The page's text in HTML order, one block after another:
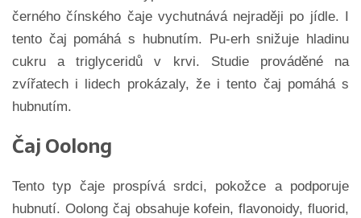
černého čínského čaje vychutnává nejraději po jídle. I
tento čaj pomáhá s hubnutím. Pu-erh snižuje hladinu
cukru a triglyceridů v krvi. Studie prováděné na
zvířatech i lidech prokázaly, že i tento čaj pomáhá s
hubnutím.
Čaj Oolong
Tento typ čaje prospívá srdci, pokožce a podporuje
hubnutí. Oolong čaj obsahuje kofein, flavonoidy, fluorid,